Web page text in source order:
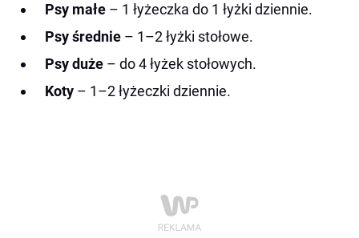
Psy małe – 1 łyżeczka do 1 łyżki dziennie.
Psy średnie – 1–2 łyżki stołowe.
Psy duże – do 4 łyżek stołowych.
Koty – 1–2 łyżeczki dziennie.